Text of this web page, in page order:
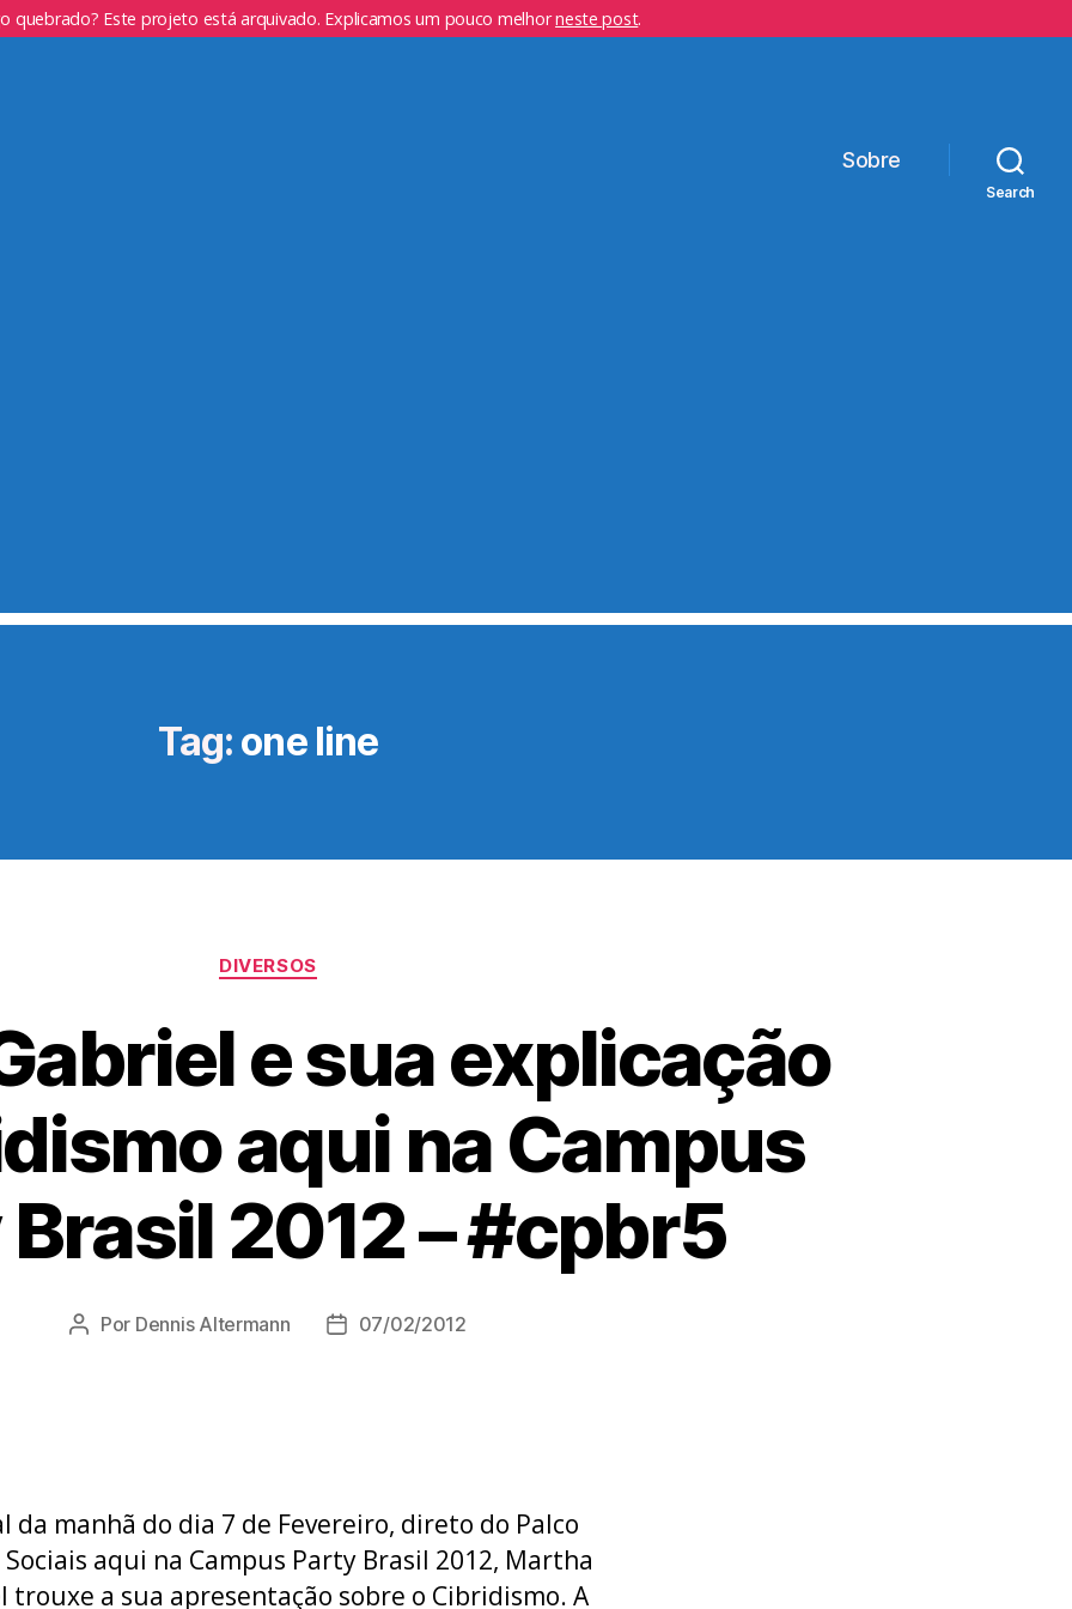
quebrado? Este projeto está arquivado. Explicamos um pouco melhorneste post.
Sobre
Search
Tag: one line
Categorias
DIVERSOS
e sua explicação
aqui na Campus
2012 – #cpbr5
Autor
Por Dennis Altermann
Data07/02/2012
da manhã do dia 7 de Fevereiro, direto do Palco
aqui na Campus Party Brasil 2012, Martha
trouxe a sua apresentação sobre o Cibridismo. A